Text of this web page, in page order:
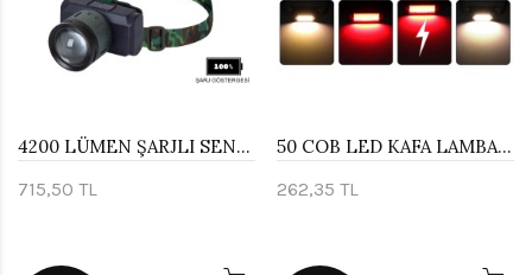
4200 LÜMEN ŞARJLI SENSÖRLÜ GÖSTERGELİ KAFA LAMBASI WATTON WT-719
715,50 TL
50 COB LED KAFA LAMBASI WATTON WT-650
262,35 TL